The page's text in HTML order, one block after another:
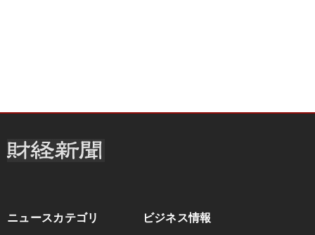
ニュースカテゴリ ビジネス情報